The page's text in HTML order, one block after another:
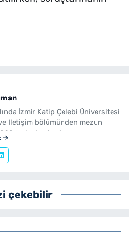
İzmir Katip Çelebi Üniversitesi
İletişim bölümünden mezun
yılından beri
çekebilir